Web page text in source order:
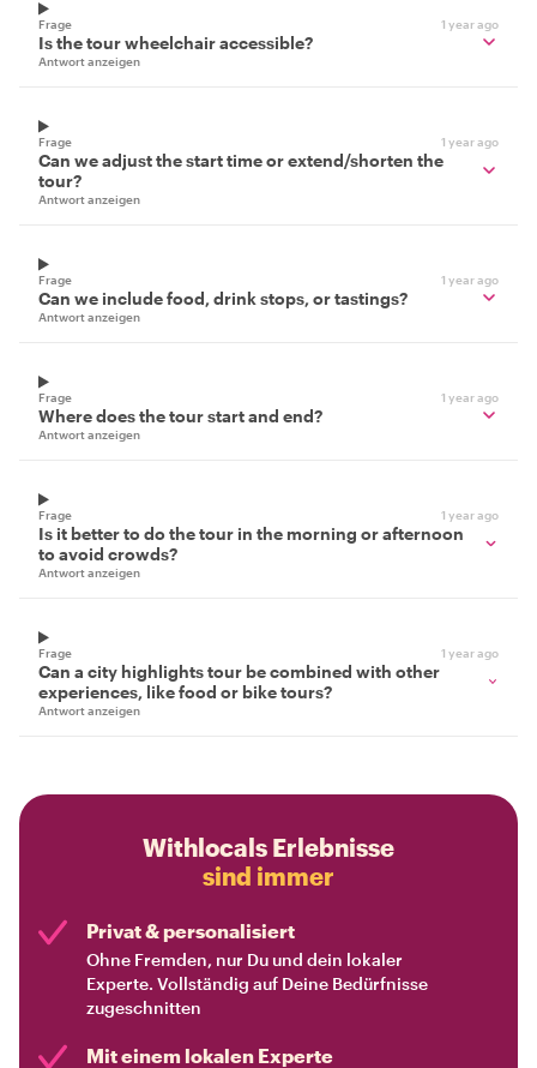
Frage 1 year ago
Is the tour wheelchair accessible?
Antwort anzeigen
Frage 1 year ago
Can we adjust the start time or extend/shorten the
tour?
Antwort anzeigen
Frage 1 year ago
Can we include food, drink stops, or tastings?
Antwort anzeigen
Frage 1 year ago
Where does the tour start and end?
Antwort anzeigen
Frage 1 year ago
Is it better to do the tour in the morning or afternoon
to avoid crowds?
Antwort anzeigen
Frage 1 year ago
Can a city highlights tour be combined with other
experiences, like food or bike tours?
Antwort anzeigen
Withlocals Erlebnisse
sind immer
Privat & personalisiert
Ohne Fremden, nur Du und dein lokaler
Experte. Vollständig auf Deine Bedürfnisse
zugeschnitten
Mit einem lokalen Experte